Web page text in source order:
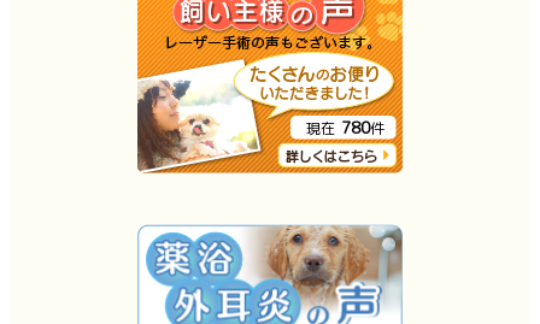
現在 780件